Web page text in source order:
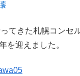
てきた札幌コンセ
を迎えました。